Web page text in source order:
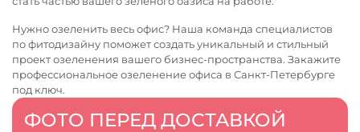
ФОТО ПЕРЕД ДОСТАВКОЙ
Нужно озеленить весь офис? Наша команда специалистов
по фитодизайну поможет создать уникальный и стильный
проект озеленения вашего бизнес-пространства. Закажите
профессиональноеозеленение офиса в Санкт-Петербурге
под ключ.